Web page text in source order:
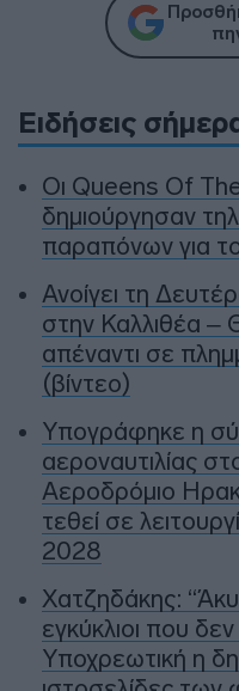
Ειδήσεις
Οι Queens Of
δημιούργησαν
παραπόνων για
Ανοίγει τη
στην Καλλιθέα –
απέναντι σε
(βίντεο)
Υπογράφηκε η
αεροναυτιλίας
Αεροδρόμιο
τεθεί σε
2028
Χατζηδάκης:
εγκύκλιοι που
Υποχρεωτική η